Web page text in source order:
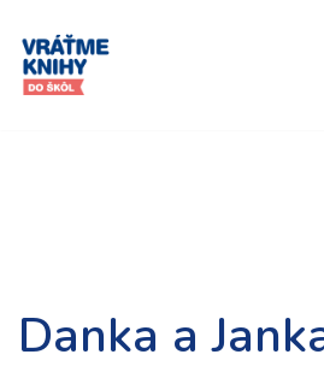
Preskočiť
na
Danka a